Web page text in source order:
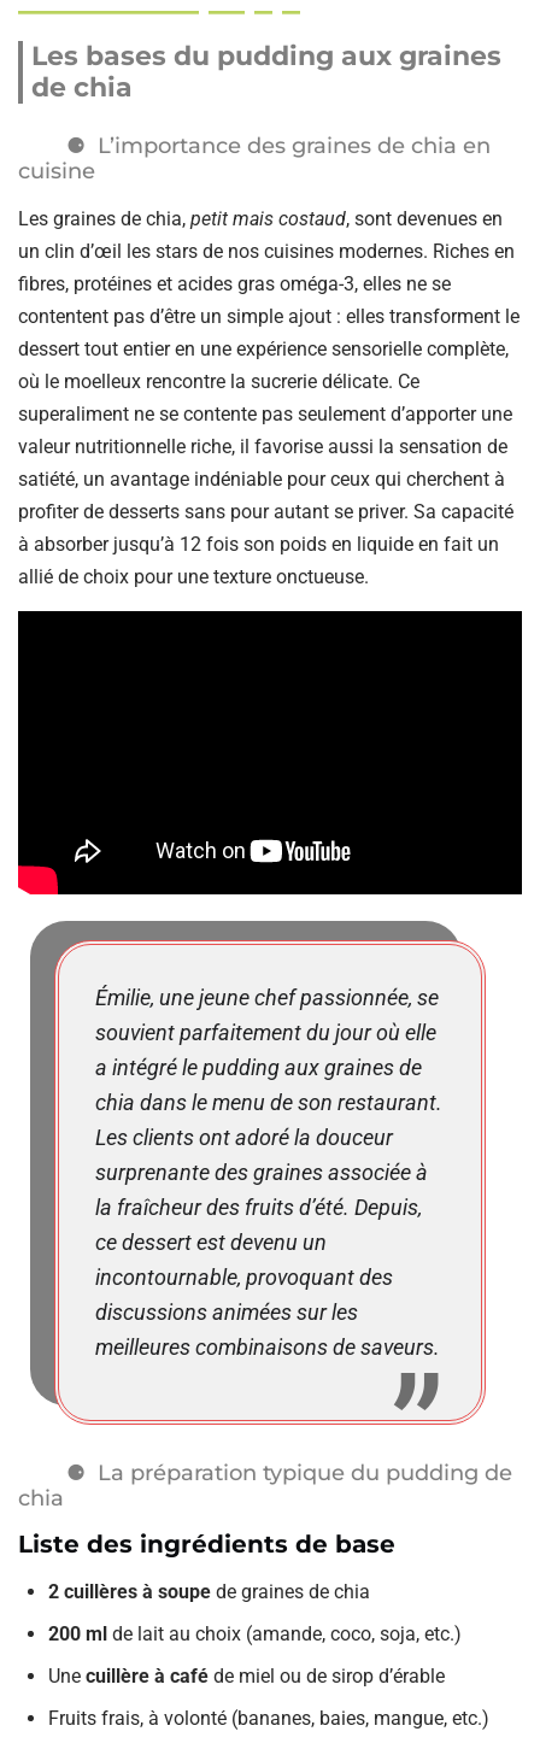
Les bases du pudding aux graines
de chia
L’importance des graines de chia en
cuisine
Les graines de chia, petit mais costaud, sont devenues en
un clin d’œil les stars de nos cuisines modernes. Riches en
fibres, protéines et acides gras oméga-3, elles ne se
contentent pas d’être un simple ajout : elles transforment le
dessert tout entier en une expérience sensorielle complète,
où le moelleux rencontre la sucrerie délicate. Ce
superaliment ne se contente pas seulement d’apporter une
valeur nutritionnelle riche, il favorise aussi la sensation de
satiété, un avantage indéniable pour ceux qui cherchent à
profiter de desserts sans pour autant se priver. Sa capacité
à absorber jusqu’à 12 fois son poids en liquide en fait un
allié de choix pour une texture onctueuse.
Émilie, une jeune chef passionnée, se
souvient parfaitement du jour où elle
a intégré le pudding aux graines de
chia dans le menu de son restaurant.
Les clients ont adoré la douceur
surprenante des graines associée à
la fraîcheur des fruits d’été. Depuis,
ce dessert est devenu un
incontournable, provoquant des
discussions animées sur les
meilleures combinaisons de saveurs.
La préparation typique du pudding de
chia
Liste des ingrédients de base
2 cuillères à soupe de graines de chia
200 ml de lait au choix (amande, coco, soja, etc.)
Une cuillère à café de miel ou de sirop d’érable
Fruits frais, à volonté (bananes, baies, mangue, etc.)